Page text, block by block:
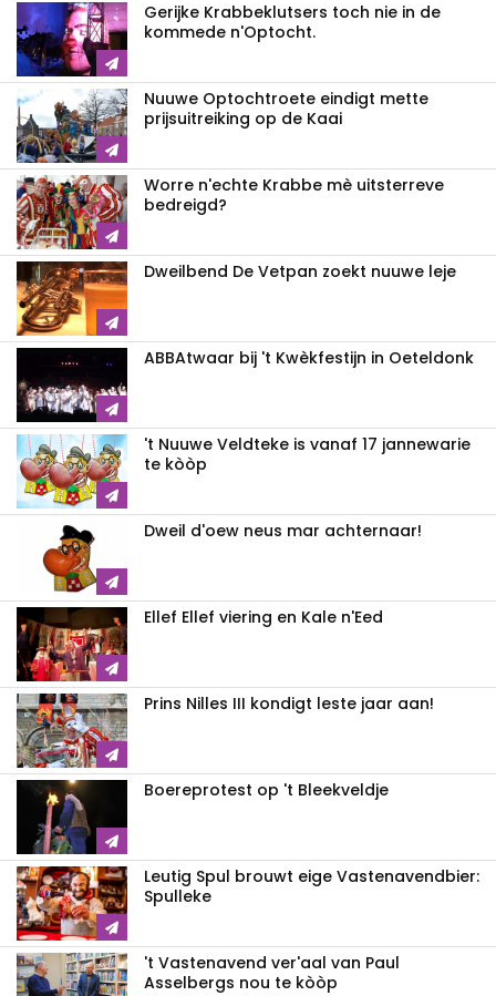
Gerijke Krabbeklutsers toch nie in de
kommede n'Optocht.
Nuuwe Optochtroete eindigt mette
prijsuitreiking op de Kaai
Worre n'echte Krabbe mè uitsterreve
bedreigd?
Dweilbend De Vetpan zoekt nuuwe leje
ABBAtwaar bij 't Kwèkfestijn in Oeteldonk
't Nuuwe Veldteke is vanaf 17 jannewarie
te kòòp
Dweil d'oew neus mar achternaar!
Ellef Ellef viering en Kale n'Eed
Prins Nilles III kondigt leste jaar aan!
Boereprotest op 't Bleekveldje
Leutig Spul brouwt eige Vastenavendbier:
Spulleke
't Vastenavend ver'aal van Paul
Asselbergs nou te kòòp